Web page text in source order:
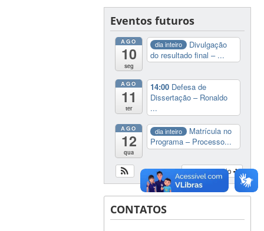
Eventos futuros
AGO
10
seg
dia inteiro
Divulgação
do resultado final – ...
AGO
11
ter
14:00 Defesa de
Dissertação – Ronaldo
...
AGO
12
qua
dia inteiro
Matrícula no
Programa – Processo...
Ver calendário
CONTATOS